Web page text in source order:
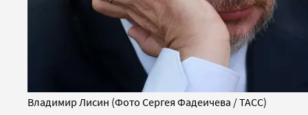
Владимир Лисин (Фото Сергея Фадеичева / ТАСС)